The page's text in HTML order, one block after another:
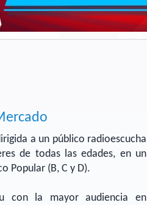
a un público radioescucha
de todas las edades, en un
Popular (B, C y D).
con la mayor audiencia en